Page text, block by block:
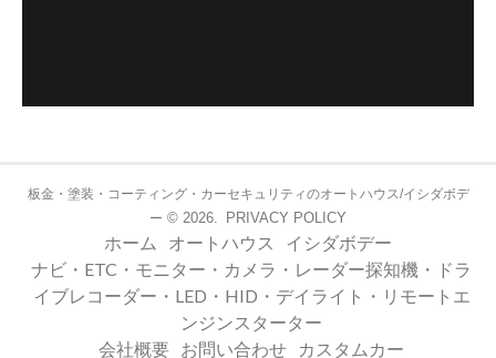
板金・塗装・コーティング・カーセキュリティのオートハウス/イシダボデ
ー © 2026. PRIVACY POLICY
ホーム オートハウス
イシダボデー
ナビ・ETC・モニター・カメラ・レーダー探知機・ドラ
イブレコーダー・LED・HID・デイライト・リモートエ
ンジンスターター
会社概要 お問い合わせ カスタムカー